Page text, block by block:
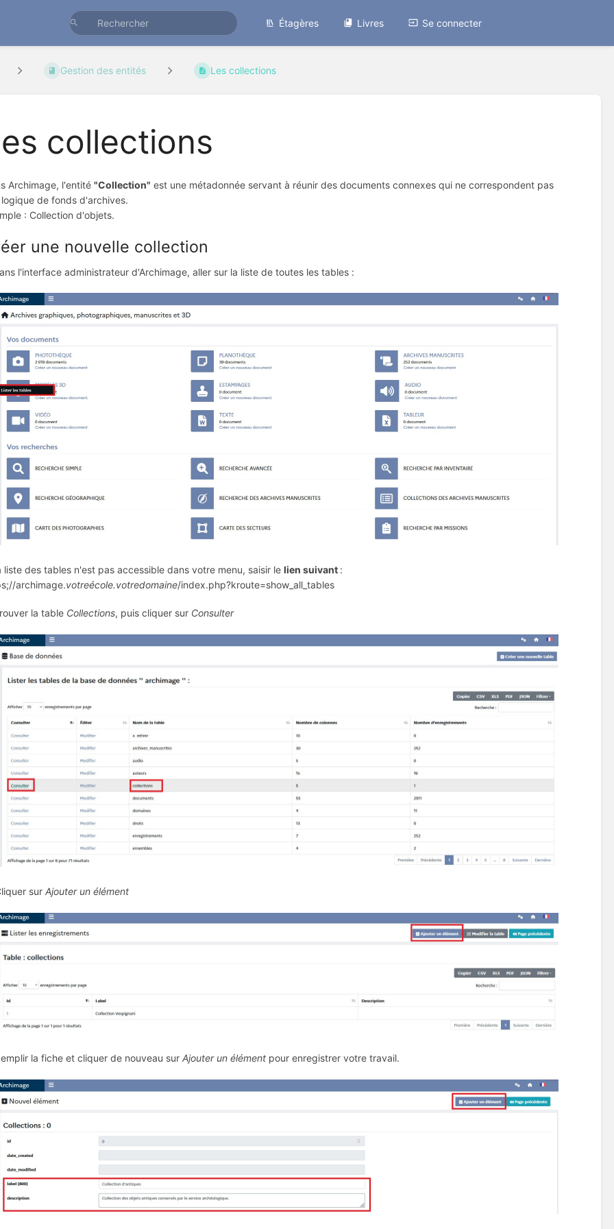
Étagères Livres Se connecter
Gestion des entités Les collections
collections
Archimage, l'entité"Collection" est une métadonnée servant à réunir des documents connexes qui ne correspondent pas
logique de fonds d'archives.
: Collection d'objets.
une nouvelle collection
l'interface administrateur d'Archimage, aller sur la liste de toutes les tables :
liste des tables n'est pas accessible dans votre menu, saisir lelien suivant :
archimage.votreécole.votredomaine/index.php?kroute=show_all_tables
la table Collections, puis cliquer sur Consulter
surAjouter un élément
la fiche et cliquer de nouveau surAjouter un élément pour enregistrer votre travail.